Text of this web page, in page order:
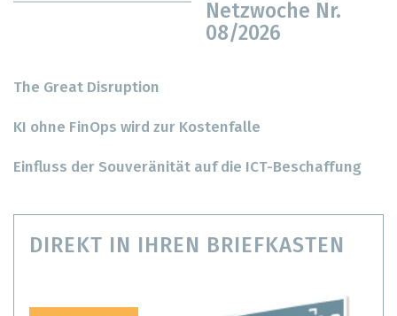
Netzwoche Nr.
08/2026
The Great Disruption
KI ohne FinOps wird zur Kostenfalle
Einfluss der Souveränität auf die ICT-Beschaffung
DIREKT IN IHREN BRIEFKASTEN